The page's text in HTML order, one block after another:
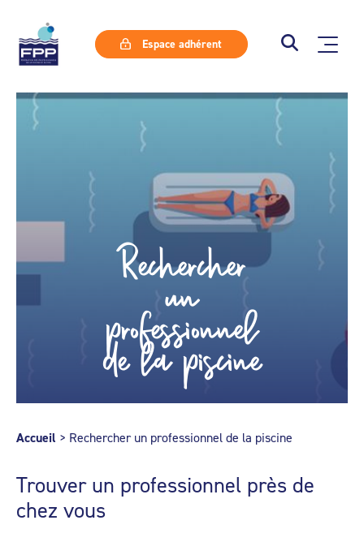
Espace adhérent
Rechercher
un
professionnel
de la piscine
Accueil > Rechercher un professionnel de la piscine
Trouver un professionnel près de
chez vous